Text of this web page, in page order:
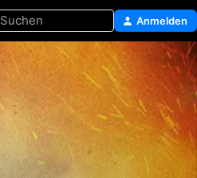
Suchen Anmelden